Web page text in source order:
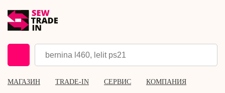
МАГАЗИН TRADE-IN СЕРВИС КОМПАНИЯ